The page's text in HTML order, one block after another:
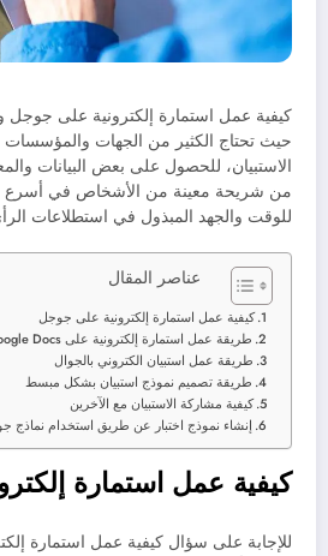
كيفية عمل استمارة إلكترونية على جوجل
حيث تحتاج الكثير من الجهات والمؤسسات
الاستبيان، للحصول على بعض البيانات
من شريحة معينة من الأشخاص في أسرع
للوقت والجهد المبذول في استطلاعات
عناصر المقال
كيفية عمل استمارة إلكترونية على جوجل
طريقة عمل استمارة إلكترونية على Google Docs
طريقة عمل استبيان الكتروني بالجوال
طريقة تصميم نموذج استبيان بشكل مبسط
كيفية مشاركة الاستبيان مع الآخرين
إنشاء نموذج اختبار عن طريق استخدام نماذج
كيفية عمل استمارة
للإجابة على سؤال كيفية عمل استمارة